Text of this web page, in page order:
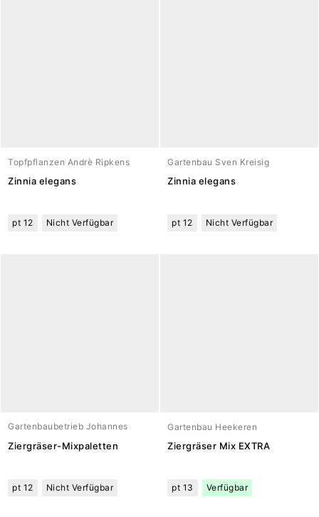
Topfpflanzen Andrè Ripkens
Zinnia elegans
pt 12 Nicht Verfügbar
Gartenbau Sven Kreisig
Zinnia elegans
pt 12 Nicht Verfügbar
Gartenbaubetrieb Johannes
Meuwesen
Ziergräser-Mixpaletten
pt 12 Nicht Verfügbar
Gartenbau Heekeren
Ziergräser Mix EXTRA
pt 13 Verfügbar